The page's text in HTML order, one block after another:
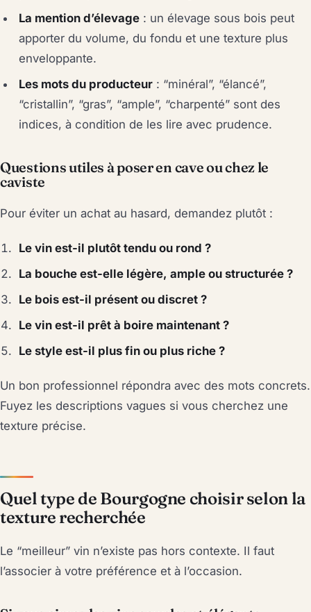
La mention d’élevage : un élevage sous bois peut
apporter du volume, du fondu et une texture plus
enveloppante.
Les mots du producteur : “minéral”, “élancé”,
“cristallin”, “gras”, “ample”, “charpenté” sont des
indices, à condition de les lire avec prudence.
Questions utiles à poser en cave ou chez le
caviste
Pour éviter un achat au hasard, demandez plutôt :
Le vin est-il plutôt tendu ou rond ?
La bouche est-elle légère, ample ou structurée ?
Le bois est-il présent ou discret ?
Le vin est-il prêt à boire maintenant ?
Le style est-il plus fin ou plus riche ?
Un bon professionnel répondra avec des mots concrets.
Fuyez les descriptions vagues si vous cherchez une
texture précise.
Quel type de Bourgogne choisir selon la
texture recherchée
Le “meilleur” vin n’existe pas hors contexte. Il faut
l’associer à votre préférence et à l’occasion.